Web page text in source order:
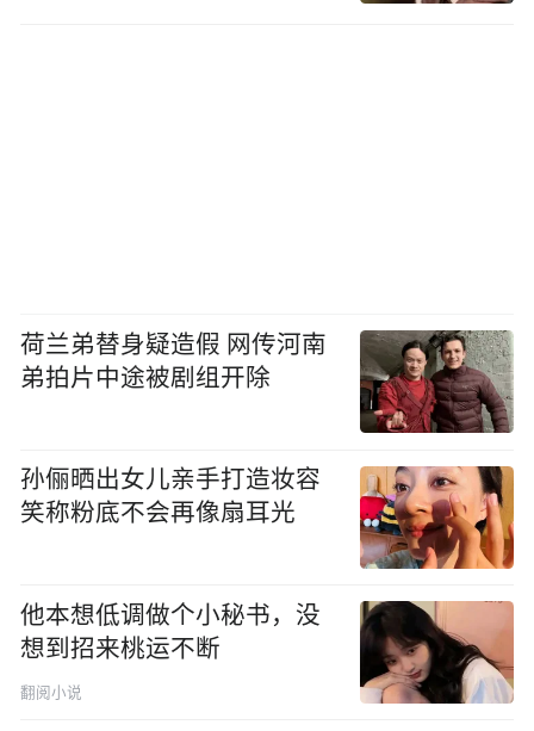
荷兰弟替身疑造假 网传河南
弟拍片中途被剧组开除
孙俪晒出女儿亲手打造妆容
笑称粉底不会再像扇耳光
他本想低调做个小秘书，没
想到招来桃运不断
翻阅小说